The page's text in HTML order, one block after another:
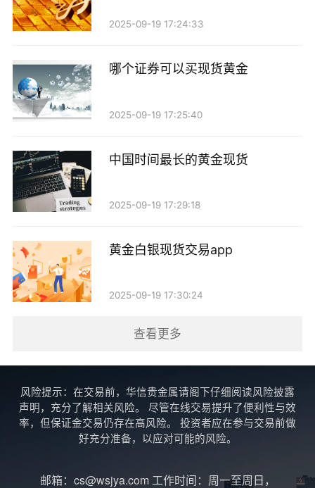
币，许多商家还推出了多种形式的黄金产品，如黄金饰
品、投资金条、金银复合产品等。这些产品各具特色，
以选择限量版的金币，而希望快速变现的投资者则可以
选择流通性较强的金条。这种多样化的产品选择，使得
风险承受能力，制定个性化的投资策略。
四、优质的服务体验
一个重要的卖点。许多商家都注重提升客户体验，提供
专业的咨询服务和售后服务。无论是新手投资者还是有
经验的老手，都能够在这里找到适合自己的投资方案。
动，帮助投资者更好地了解市场动态和投资技巧，增强
五、风险管理与教育
黄金投资虽然具备一定的保值特性，但同样存在市
风险管理显得尤为重要。许多交易平台和商家开始重视
2025-09-19 17:24:33
哪个证券可以买现货黄金
2025-09-19 17:25:40
中国时间最长的黄金现货
2025-09-19 17:29:18
黄金白银现货交易app
2025-09-19 17:30:24
查看更多
风险提示：在交易前，华信贵金属请阁下仔细阅读风险披露
声明，充分了解相关风险。 尽管在线交易提升了便利性与效
率，但保证金交易仍存在高风险。 投资者应在参与交易前做
好充分准备，以应对可能的风险。
邮箱：cs@wsjya.com 工作时间：周一至周日，